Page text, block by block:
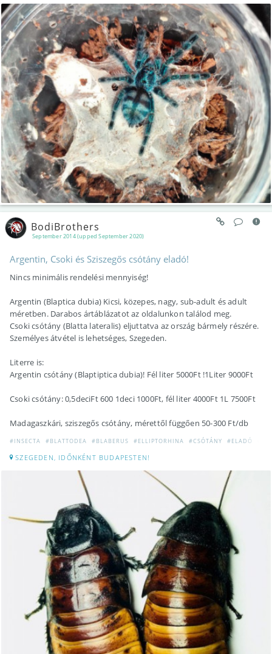
September 2014 (upped September 2020)
BodiBrothers
Argentin, Csoki és Sziszegős csótány eladó!
Nincs minimális rendelési mennyiség!
Argentin (Blaptica dubia) Kicsi, közepes, nagy, sub-adult és adult
méretben. Darabos ártáblázatot az oldalunkon találod meg.
Csoki csótány (Blatta lateralis) eljuttatva az ország bármely részére.
Személyes átvétel is lehetséges, Szegeden.
Literre is:
Argentin csótány (Blaptiptica dubia)! Fél liter 5000Ft !1Liter 9000Ft
Csoki csótány: 0,5deciFt 600 1deci 1000Ft, fél liter 4000Ft 1L 7500Ft
Madagaszkári, sziszegős csótány, mérettől függően 50-300 Ft/db
#INSECTA #BLATTODEA #BLABERUS #ELLIPTORHINA #CSÓTÁNY #ELADÓ
SZEGEDEN, IDŐNKÉNT BUDAPESTEN!